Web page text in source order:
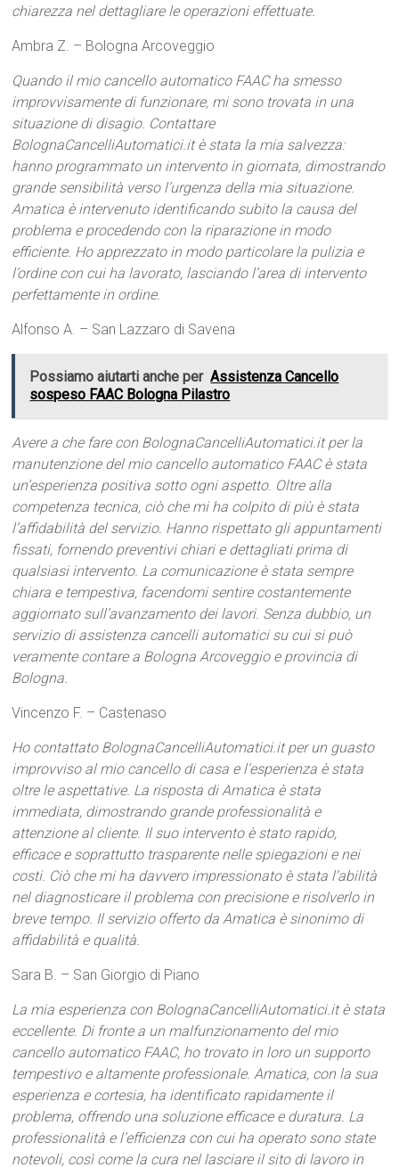
chiarezza nel dettagliare le operazioni effettuate.
Ambra Z. – Bologna Arcoveggio
Quando il mio cancello automatico FAAC ha smesso
improvvisamente di funzionare, mi sono trovata in una
situazione di disagio. Contattare
BolognaCancelliAutomatici.it è stata la mia salvezza:
hanno programmato un intervento in giornata, dimostrando
grande sensibilità verso l’urgenza della mia situazione.
Amatica è intervenuto identificando subito la causa del
problema e procedendo con la riparazione in modo
efficiente. Ho apprezzato in modo particolare la pulizia e
l’ordine con cui ha lavorato, lasciando l’area di intervento
perfettamente in ordine.
Alfonso A. – San Lazzaro di Savena
Possiamo aiutarti anche per Assistenza Cancello
sospeso FAAC Bologna Pilastro
Avere a che fare con BolognaCancelliAutomatici.it per la
manutenzione del mio cancello automatico FAAC è stata
un’esperienza positiva sotto ogni aspetto. Oltre alla
competenza tecnica, ciò che mi ha colpito di più è stata
l’affidabilità del servizio. Hanno rispettato gli appuntamenti
fissati, fornendo preventivi chiari e dettagliati prima di
qualsiasi intervento. La comunicazione è stata sempre
chiara e tempestiva, facendomi sentire costantemente
aggiornato sull’avanzamento dei lavori. Senza dubbio, un
servizio di assistenza cancelli automatici su cui si può
veramente contare a Bologna Arcoveggio e provincia di
Bologna.
Vincenzo F. – Castenaso
Ho contattato BolognaCancelliAutomatici.it per un guasto
improvviso al mio cancello di casa e l’esperienza è stata
oltre le aspettative. La risposta di Amatica è stata
immediata, dimostrando grande professionalità e
attenzione al cliente. Il suo intervento è stato rapido,
efficace e soprattutto trasparente nelle spiegazioni e nei
costi. Ciò che mi ha davvero impressionato è stata l’abilità
nel diagnosticare il problema con precisione e risolverlo in
breve tempo. Il servizio offerto da Amatica è sinonimo di
affidabilità e qualità.
Sara B. – San Giorgio di Piano
La mia esperienza con BolognaCancelliAutomatici.it è stata
eccellente. Di fronte a un malfunzionamento del mio
cancello automatico FAAC, ho trovato in loro un supporto
tempestivo e altamente professionale. Amatica, con la sua
esperienza e cortesia, ha identificato rapidamente il
problema, offrendo una soluzione efficace e duratura. La
professionalità e l’efficienza con cui ha operato sono state
notevoli, così come la cura nel lasciare il sito di lavoro in